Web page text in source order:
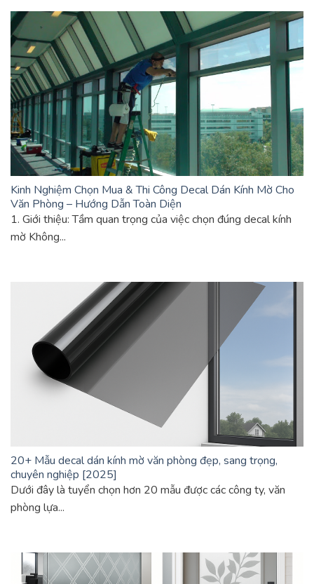
Kinh Nghiệm Chọn Mua & Thi Công Decal Dán Kính Mờ Cho
Văn Phòng – Hướng Dẫn Toàn Diện
1. Giới thiệu: Tầm quan trọng của việc chọn đúng decal kính
mờ Không...
20+ Mẫu decal dán kính mờ văn phòng đẹp, sang trọng,
chuyên nghiệp [2025]
Dưới đây là tuyển chọn hơn 20 mẫu được các công ty, văn
phòng lựa...